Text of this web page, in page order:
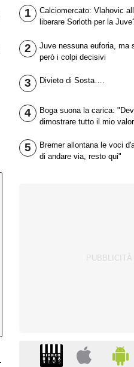
1
Calciomercato: Vlahovic
liberare Sorloth per la
2
Juve nessuna euforia, ma
però i colpi decisivi
3 Divieto di Sosta….
4
Boga suona la carica:
dimostrare tutto il mio
5
Bremer allontana le voci
di andare via, resto qui"